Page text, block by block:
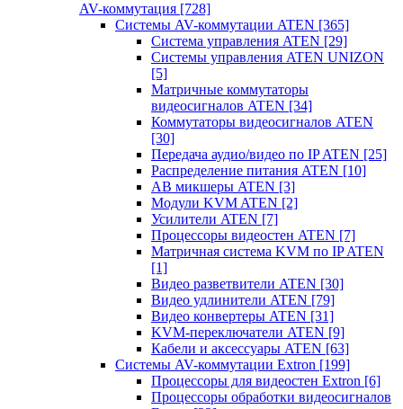
AV-коммутация [728]
Системы AV-коммутации ATEN [365]
Система управления ATEN [29]
Системы управления ATEN UNIZON
[5]
Матричные коммутаторы
видеосигналов ATEN [34]
Коммутаторы видеосигналов ATEN
[30]
Передача аудио/видео по IP ATEN [25]
Распределение питания ATEN [10]
АВ микшеры ATEN [3]
Модули KVM ATEN [2]
Усилители ATEN [7]
Процессоры видеостен ATEN [7]
Матричная система KVM по IP ATEN
[1]
Видео разветвители ATEN [30]
Видео удлинители ATEN [79]
Видео конвертеры ATEN [31]
KVM-переключатели ATEN [9]
Кабели и аксессуары ATEN [63]
Системы AV-коммутации Extron [199]
Процессоры для видеостен Extron [6]
Процессоры обработки видеосигналов